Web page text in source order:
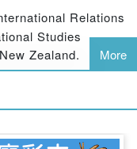
on the
system, and
of the conditions and
of power,
states.
Relations
Studies
Zealand.
More